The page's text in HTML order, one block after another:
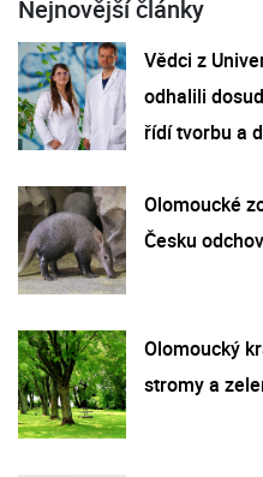
Nejnovější články
Vědci z
odhalili
řídí tvorbu a
Olomoucké
Česku
Olomoucký
stromy a